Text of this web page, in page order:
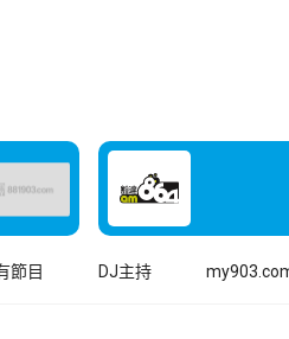
節目 DJ主持